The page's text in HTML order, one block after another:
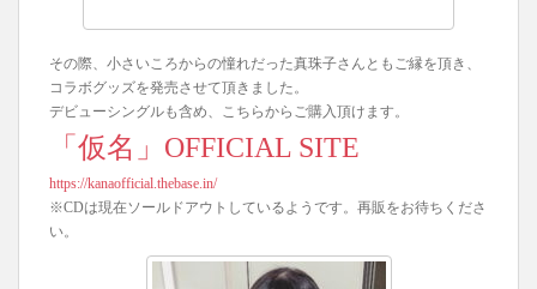
その際、小さいころからの憧れだった真珠子さんともご縁を頂き、
コラボグッズを発売させて頂きました。
デビューシングルも含め、こちらからご購入頂けます。
「仮名」OFFICIAL SITE
https://kanaofficial.thebase.in/
※CDは現在ソールドアウトしているようです。再販をお待ちくださ
い。